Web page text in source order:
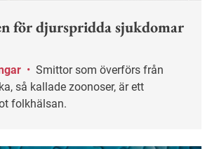
för djurspridda sjukdomar
•
så kallade zoonoser, är ett
folkhälsan.